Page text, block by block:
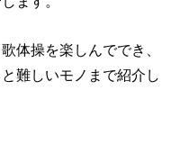
体操を楽しんででき、
難しいモノまで紹介し